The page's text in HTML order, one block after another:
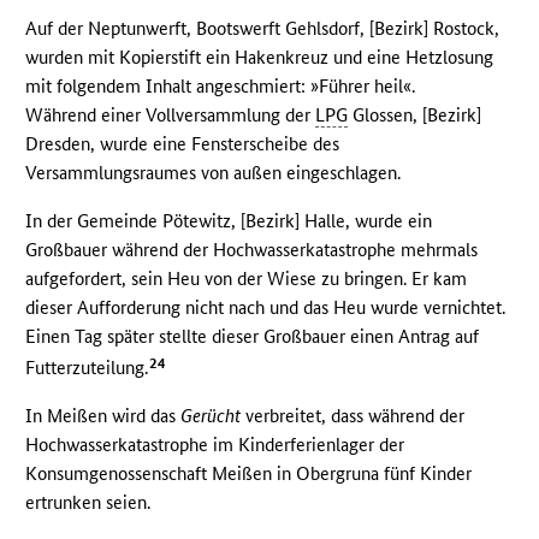
Auf der Neptunwerft, Bootswerft Gehlsdorf, [Bezirk] Rostock,
wurden mit Kopierstift ein Hakenkreuz und eine Hetzlosung
mit folgendem Inhalt angeschmiert: »Führer heil«.
Während einer Vollversammlung der LPG Glossen, [Bezirk]
Dresden, wurde eine Fensterscheibe des
Versammlungsraumes von außen eingeschlagen.
In der Gemeinde Pötewitz, [Bezirk] Halle, wurde ein
Großbauer während der Hochwasserkatastrophe mehrmals
aufgefordert, sein Heu von der Wiese zu bringen. Er kam
dieser Aufforderung nicht nach und das Heu wurde vernichtet.
Einen Tag später stellte dieser Großbauer einen Antrag auf
Futterzuteilung.24
In Meißen wird das Gerücht verbreitet, dass während der
Hochwasserkatastrophe im Kinderferienlager der
Konsumgenossenschaft Meißen in Obergruna fünf Kinder
ertrunken seien.